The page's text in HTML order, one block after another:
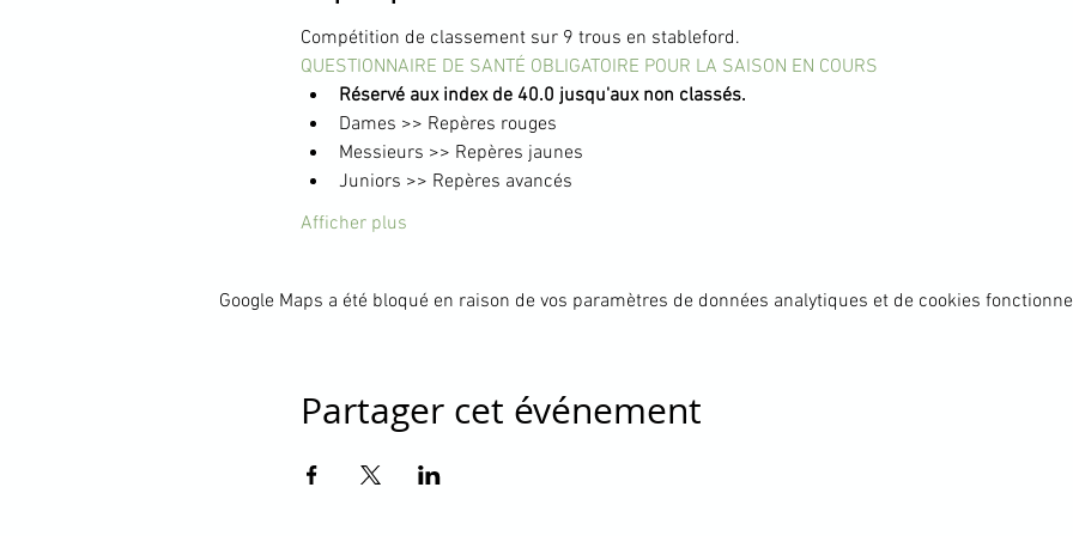
Compétition de classement sur 9 trous en stableford.
QUESTIONNAIRE DE SANTÉ OBLIGATOIRE POUR LA SAISON EN COURS
Réservé aux index de 40.0 jusqu'aux non classés.
Dames >> Repères rouges
Messieurs >> Repères jaunes
Juniors >> Repères avancés
Afficher plus
Google Maps a été bloqué en raison de vos paramètres de données analytiques et de cookies
Partager cet événement